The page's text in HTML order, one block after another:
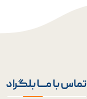
تماس با مــــا بلگراد